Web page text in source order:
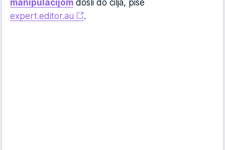
manipulacijom došli do cilja, piše
expert.editor.au
.